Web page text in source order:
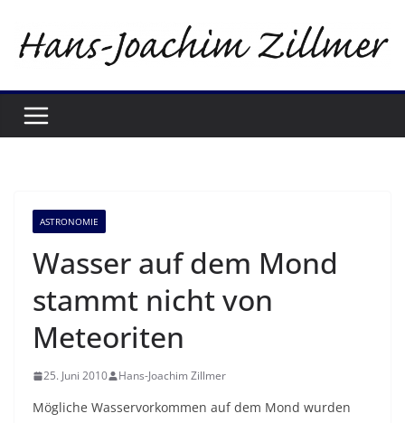
Inhalt
springen
ASTRONOMIE
Wasser auf dem Mond
stammt nicht von
Meteoriten
25. Juni 2010 Hans-Joachim Zillmer
Mögliche Wasservorkommen auf dem Mond wurden